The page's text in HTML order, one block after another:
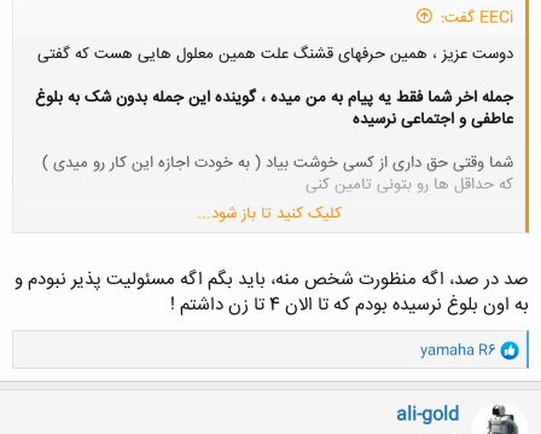
EECi گفت:
دوست عزیز ، همین حرفهای قشنگ علت همین معلول هایی هست که گفتی
جمله اخر شما فقط یه پیام به من میده ، گوینده این جمله بدون شک به بلوغ
عاطفی و اجتماعی نرسیده
شما وقتی حق داری از کسی خوشت بیاد ( به خودت اجازه این کار رو میدی )
که حداقل ها رو بتونی تامین کنی
ادم باید با مسئولیت باشه مهندس جان
کلیک کنید تا باز شود...
صد در صد، اگه منظورت شخص منه، باید بگم اگه مسئولیت پذیر نبودم و
به اون بلوغ نرسیده بودم که تا الان 4 تا زن داشتم !
و
ا
ک
ن
ش
yamaha R6
ali-gold